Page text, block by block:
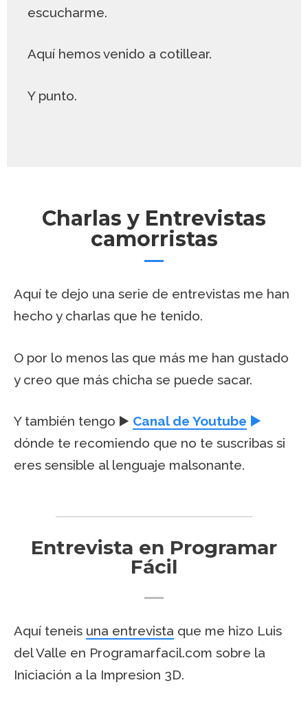
escucharme.
Aquí hemos venido a cotillear.
Y punto.
Charlas y Entrevistas
camorristas
Aquí te dejo una serie de entrevistas me han
hecho y charlas que he tenido.
O por lo menos las que más me han gustado
y creo que más chicha se puede sacar.
Y también tengo ▶️ Canal de Youtube ▶️
dónde te recomiendo que no te suscribas si
eres sensible al lenguaje malsonante.
Entrevista en Programar
Fácil
Aquí teneis una entrevista que me hizo Luis
del Valle en Programarfacil.com sobre la
Iniciación a la Impresion 3D.